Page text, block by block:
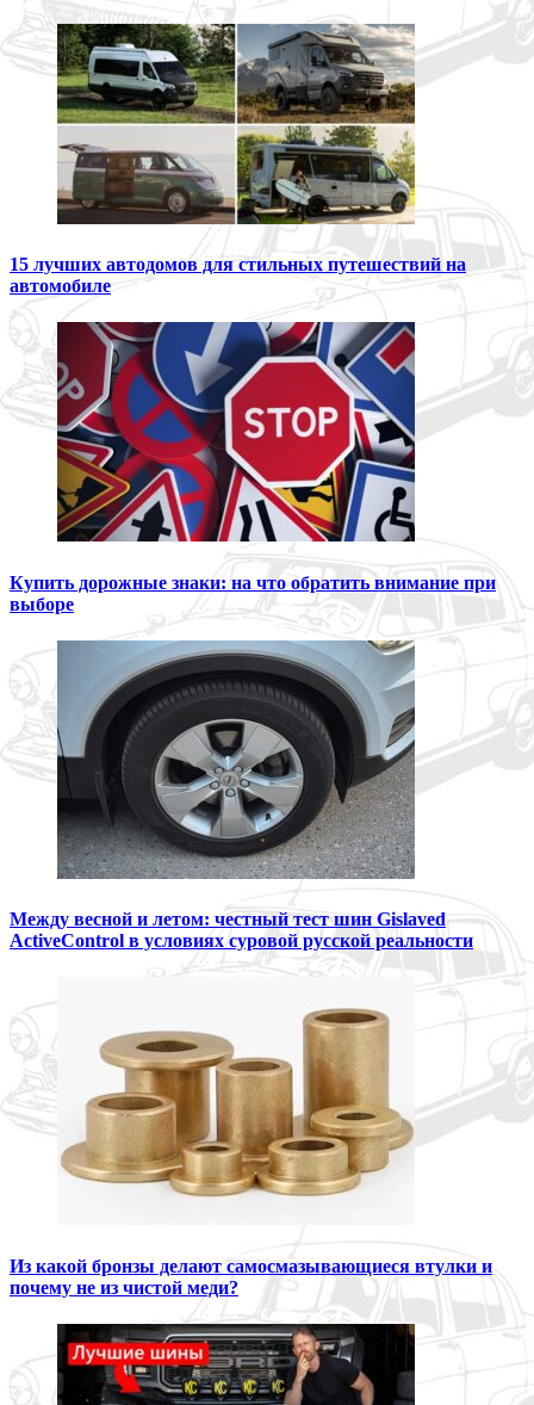
15 лучших автодомов для стильных путешествий на
автомобиле
Купить дорожные знаки: на что обратить внимание при
выборе
Между весной и летом: честный тест шин Gislaved
ActiveControl в условиях суровой русской реальности
Из какой бронзы делают самосмазывающиеся втулки и
почему не из чистой меди?